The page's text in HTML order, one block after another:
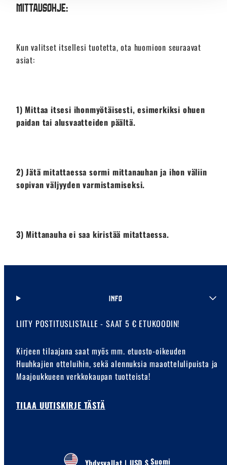
Mittausohje:
Kun valitset itsellesi tuotetta, ota huomioon seuraavat
asiat:
1) Mittaa itsesi ihonmyötäisesti, esimerkiksi ohuen
paidan tai alusvaatteiden päältä.
2) Jätä mitattaessa sormi mittanauhan ja ihon väliin
sopivan väljyyden varmistamiseksi.
3) Mittanauha ei saa kiristää mitattaessa.
INFO
LIITY POSTITUSLISTALLE - SAAT 5 € ETUKOODIN!
Kirjeen tilaajana saat myös mm. etuosto-oikeuden
Huuhkajien otteluihin, sekä alennuksia maaottelulipuista ja
Maajoukkueen verkkokaupan tuotteista!
TILAA UUTISKIRJE TÄSTÄ
Yhdysvallat | USD $ Suomi